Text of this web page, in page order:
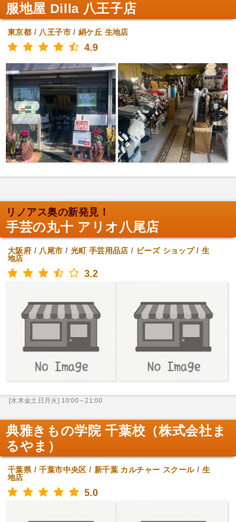
服地屋 Dilla 八王子店
東京都 / 八王子市/絹ケ丘 生地店
4.9
リノアス奥の新発見！
手芸の丸十 アリオ八尾店
大阪府 / 八尾市 / 光町 手芸用品店 / ビーズ ショップ/生
地店
3.2
[水木金土日月火] 10:00～21:00
典雅きもの学院 千葉校（株式会社ま
るやま）
千葉県/千葉市中央区 / 新千葉 カルチャー スクール/ 生
地店
5.0